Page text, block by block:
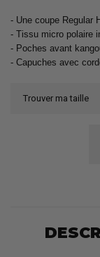
- Une coupe Regular
- Tissu micro polaire
- Poches avant
- Capuches avec
Trouver ma taille